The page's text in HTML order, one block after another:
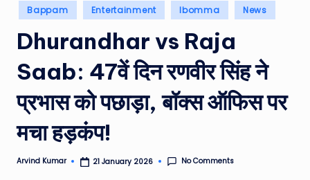
c
h
&
M
o
vi
e
Posted
in
Bappam Entertainment Ibomma News
Dhurandhar vs Raja
Saab: 47वें दिन रणवीर सिंह ने
प्रभास को पछाड़ा, बॉक्स ऑफिस पर
मचा हड़कंप!
Posted
Arvind Kumar 21 January 2026 No Comments